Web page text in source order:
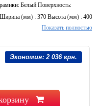
Белый Поверхность:
Ширина (мм) : 370 Высота (мм) : 400
Показать полностью
Экономия:2 036 грн.